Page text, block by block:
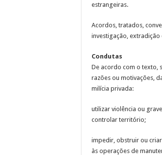
estrangeiras.
Acordos, tratados,
investigação,
Condutas
De acordo com o texto,
razões ou motivações,
milícia privada:
utilizar violência ou
controlar território;
impedir, obstruir ou
às operações de